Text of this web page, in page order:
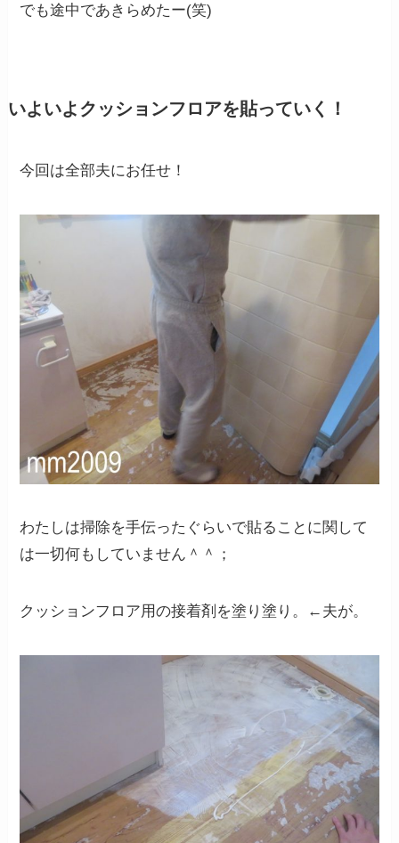
でも途中であきらめたー(笑)
いよいよクッションフロアを貼っていく！
今回は全部夫にお任せ！
わたしは掃除を手伝ったぐらいで貼ることに関して
は一切何もしていません＾＾；
クッションフロア用の接着剤を塗り塗り。←夫が。